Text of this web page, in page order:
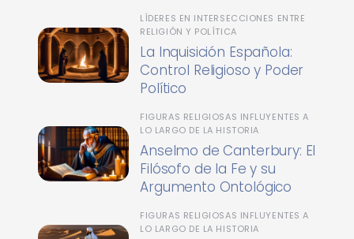
LÍDERES EN INTERSECCIONES ENTRE
RELIGIÓN Y POLÍTICA
La Inquisición Española:
Control Religioso y Poder
Político
FIGURAS RELIGIOSAS INFLUYENTES A
LO LARGO DE LA HISTORIA
Anselmo de Canterbury: El
Filósofo de la Fe y su
Argumento Ontológico
FIGURAS RELIGIOSAS INFLUYENTES A
LO LARGO DE LA HISTORIA